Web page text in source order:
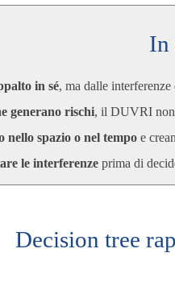
In
in sé, ma dalle interferenze
generano rischi, il DUVRI non
nello spazio o nel tempo e
le interferenze prima di
Decision tree